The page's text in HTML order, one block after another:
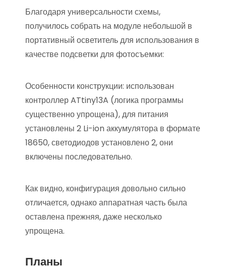
Благодаря универсальности схемы,
получилось собрать на модуле небольшой в
портативный осветитель для использования в
качестве подсветки для фотосъемки:
Особенности конструкции: использован
контроллер ATtiny13A (логика программы
существенно упрощена), для питания
установлены 2 Li-ion аккумулятора в формате
18650, светодиодов установлено 2, они
включены последовательно.
Как видно, конфигурация довольно сильно
отличается, однако аппаратная часть была
оставлена прежняя, даже несколько
упрощена.
Планы